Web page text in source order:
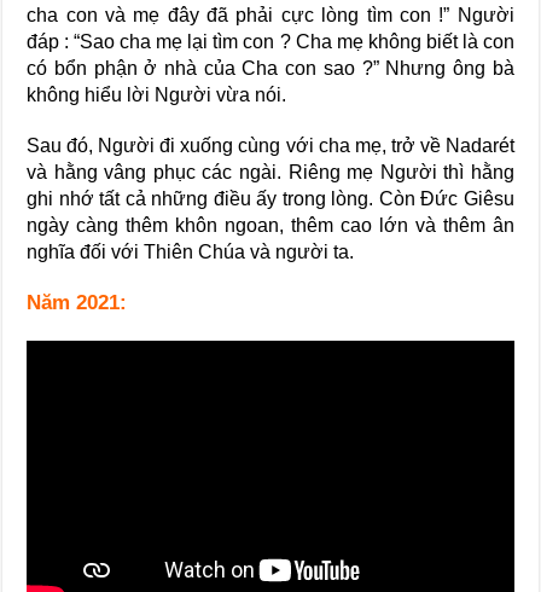
cha con và mẹ đây đã phải cực lòng tìm con !” Người
đáp : “Sao cha mẹ lại tìm con ? Cha mẹ không biết là con
có bổn phận ở nhà của Cha con sao ?” Nhưng ông bà
không hiểu lời Người vừa nói.
Sau đó, Người đi xuống cùng với cha mẹ, trở về Nadarét
và hằng vâng phục các ngài. Riêng mẹ Người thì hằng
ghi nhớ tất cả những điều ấy trong lòng. Còn Đức Giêsu
ngày càng thêm khôn ngoan, thêm cao lớn và thêm ân
nghĩa đối với Thiên Chúa và người ta.
Năm 2021: